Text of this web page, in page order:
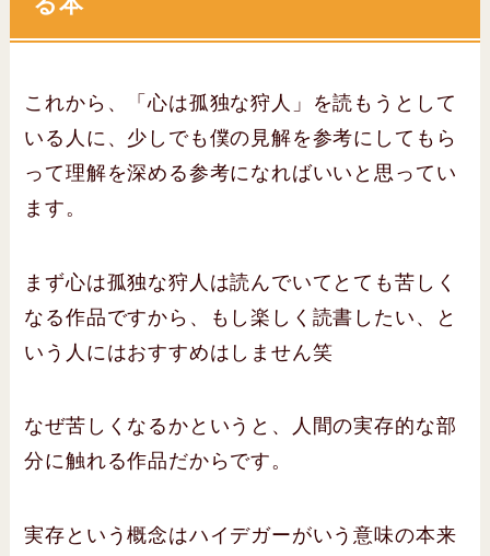
これから、「心は孤独な狩人」を読もうとして
いる人に、少しでも僕の見解を参考にしてもら
って理解を深める参考になればいいと思ってい
ます。
まず心は孤独な狩人は読んでいてとても苦しく
なる作品ですから、もし楽しく読書したい、と
いう人にはおすすめはしません笑
なぜ苦しくなるかというと、人間の実存的な部
分に触れる作品だからです。
実存という概念はハイデガーがいう意味の本来